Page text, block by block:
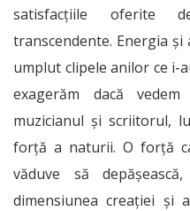
satisfacțiile oferite
transcendente. Energia
umplut clipele anilor ce i-
exagerăm dacă
muzicianul și scriitorul,
forță a naturii. O forță
văduve să
dimensiunea creației și